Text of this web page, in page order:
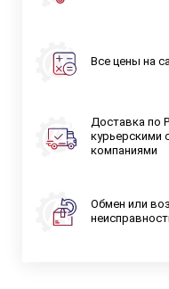
Все цены на
Доставка по
курьерскими
компаниями
Обмен или